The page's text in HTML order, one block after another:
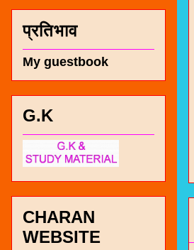
प्रतिभाव
My guestbook
G.K
CHARAN
WEBSITE